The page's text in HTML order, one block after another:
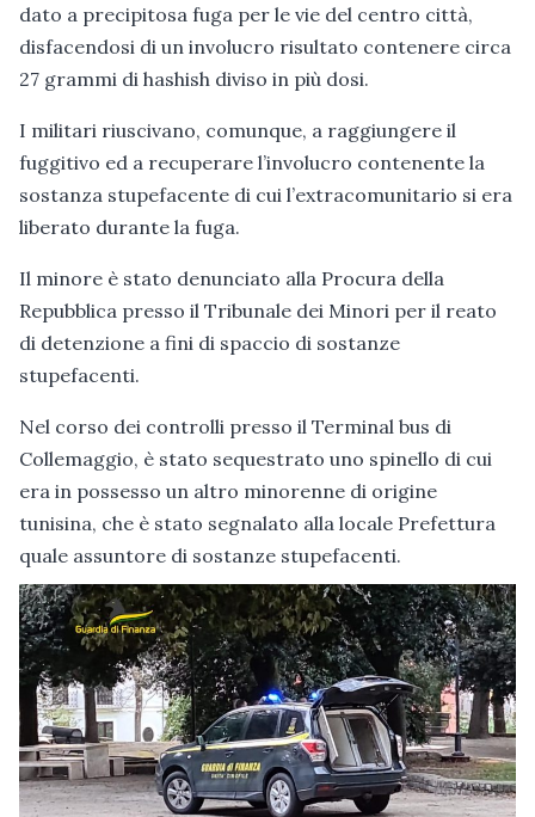
dato a precipitosa fuga per le vie del centro città,
disfacendosi di un involucro risultato contenere circa
27 grammi di hashish diviso in più dosi.
I militari riuscivano, comunque, a raggiungere il
fuggitivo ed a recuperare l’involucro contenente la
sostanza stupefacente di cui l’extracomunitario si era
liberato durante la fuga.
Il minore è stato denunciato alla Procura della
Repubblica presso il Tribunale dei Minori per il reato
di detenzione a fini di spaccio di sostanze
stupefacenti.
Nel corso dei controlli presso il Terminal bus di
Collemaggio, è stato sequestrato uno spinello di cui
era in possesso un altro minorenne di origine
tunisina, che è stato segnalato alla locale Prefettura
quale assuntore di sostanze stupefacenti.